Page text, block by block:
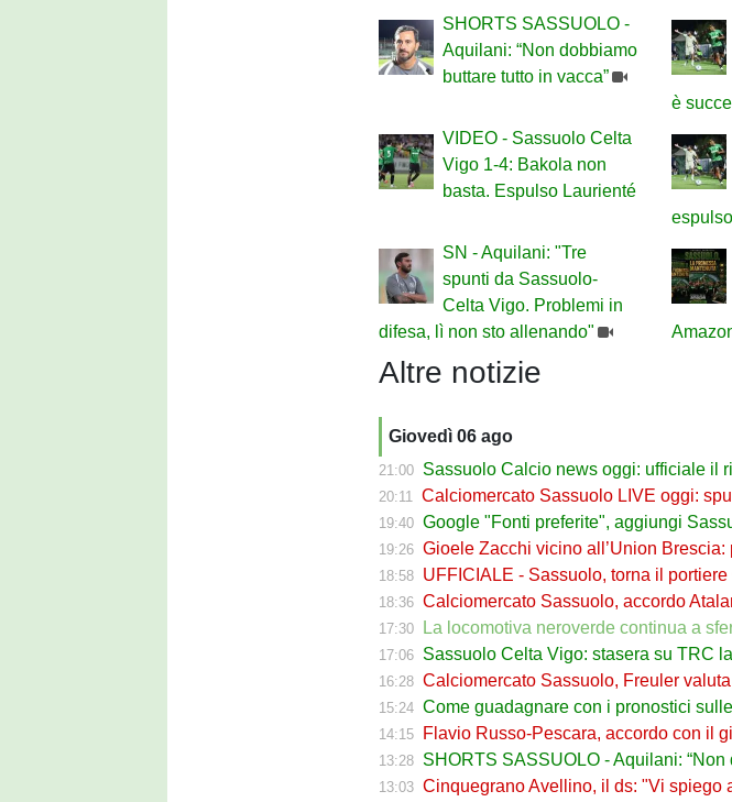
SHORTS SASSUOLO -
Aquilani: “Non dobbiamo
buttare tutto in vacca”
è
VIDEO - Sassuolo Celta
Vigo 1-4: Bakola non
basta. Espulso Laurienté
espulso
SN - Aquilani: "Tre
spunti da Sassuolo-
Celta Vigo. Problemi in
difesa, lì non sto allenando"
Altre notizie
Giovedì 06 ago
21:00 Sassuolo Calcio news oggi: ufficiale il ritorno di
20:11 Calciomercato Sassuolo LIVE oggi: spuntano
19:40 Google "Fonti preferite", aggiungi
19:26 Gioele Zacchi vicino all’Union Brescia:
18:58 UFFICIALE - Sassuolo, torna il portiere
18:36 Calciomercato Sassuolo, accordo Atalanta-
17:30 La locomotiva neroverde continua a sferragliare. Un
17:06 Sassuolo Celta Vigo: stasera su TRC la replica con Antonio
16:28 Calciomercato Sassuolo, Freuler valuta
15:24 Come guadagnare con i pronostici sulle partite di
14:15 Flavio Russo-Pescara, accordo con il giocatore:
13:28 SHORTS SASSUOLO - Aquilani: “Non
13:03 Cinquegrano Avellino, il ds: "Vi spiego a che